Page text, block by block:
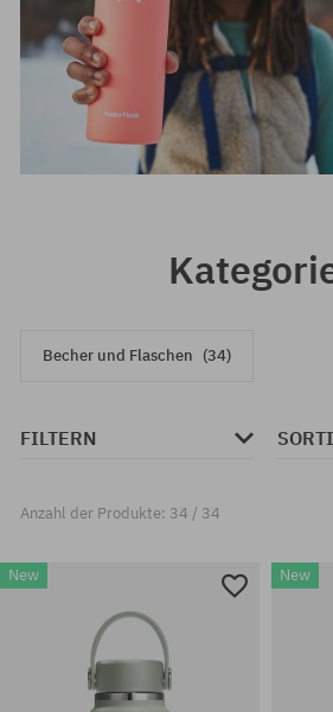
Becher und Flaschen (34)
FILTERN
Anzahl der Produkte: 34 / 34
New New